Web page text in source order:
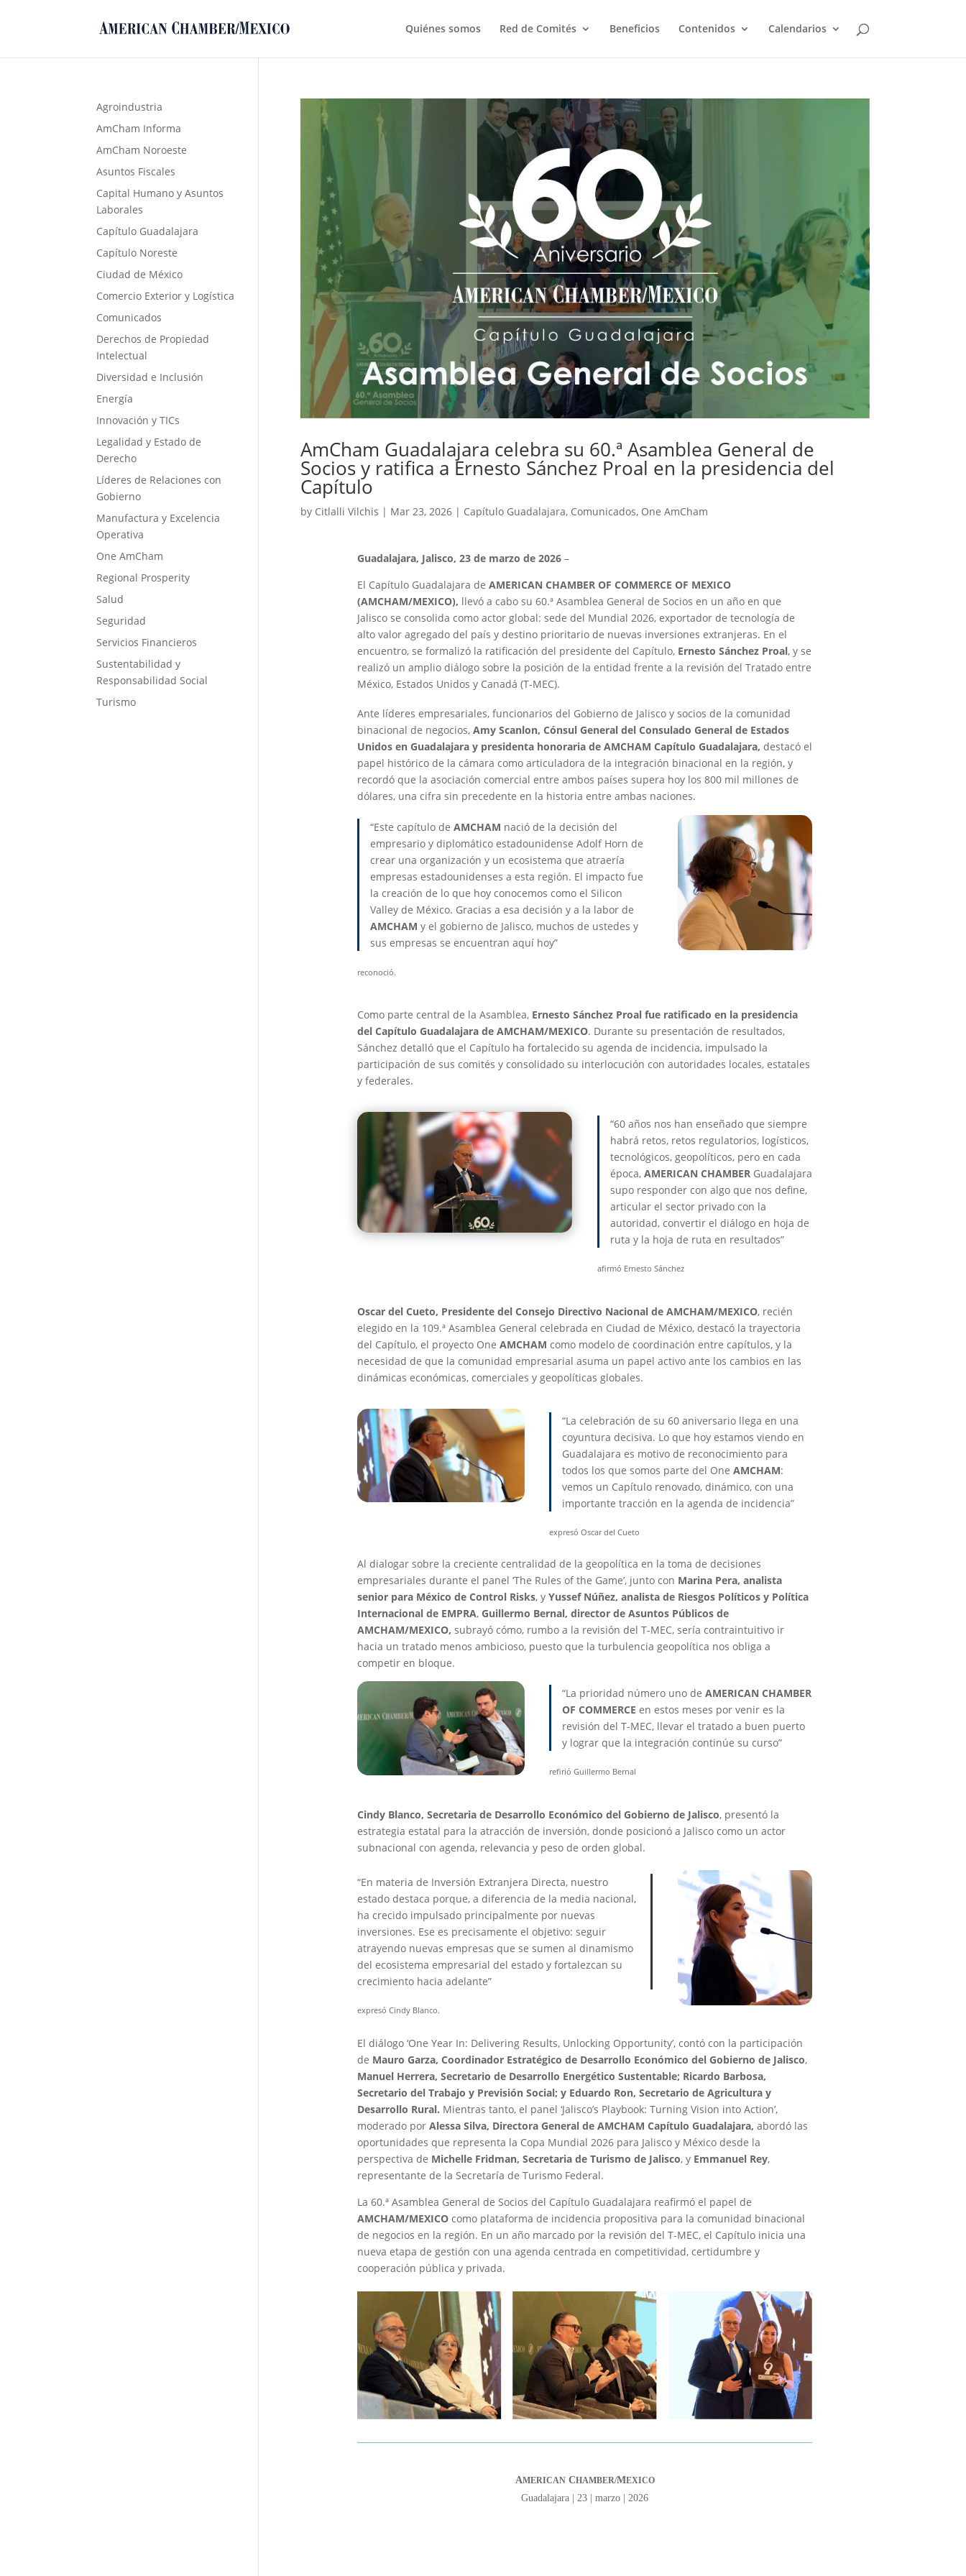
Quiénes somos Red de Comités Beneficios Contenidos Calendarios
AmCham Guadalajara celebra su 60.ª Asamblea General de
Socios y ratifica a Ernesto Sánchez Proal en la presidencia del
Capítulo
by Citlalli Vilchis | Mar 23, 2026| Capítulo Guadalajara, Comunicados, One AmCham
Guadalajara, Jalisco, 23 de marzo de 2026–
El Capítulo Guadalajara deAMERICAN CHAMBER OF COMMERCE OF MEXICO
(AMCHAM/MEXICO), llevó a cabo su 60.ª Asamblea General de Socios en un año en que
Jalisco se consolida como actor global: sede del Mundial 2026, exportador de tecnología de
alto valor agregado del país y destino prioritario de nuevas inversiones extranjeras. En el
encuentro, se formalizó la ratificación del presidente del Capítulo, Ernesto Sánchez Proal, y se
realizó un amplio diálogo sobre la posición de la entidad frente a la revisión del Tratado entre
México, Estados Unidos y Canadá (T-MEC).
Ante líderes empresariales, funcionarios del Gobierno de Jalisco y socios de la comunidad
binacional de negocios,Amy Scanlon, Cónsul General del Consulado General de Estados
Unidos en Guadalajara y presidenta honoraria deAMCHAMCapítulo Guadalajara,destacó el
papel histórico de la cámara como articuladora de la integración binacional en la región, y
recordó que la asociación comercial entre ambos países supera hoy los 800 mil millones de
dólares, una cifra sin precedente en la historia entre ambas naciones.
“Este capítulo deAMCHAM nació de la decisión del
empresario y diplomático estadounidense Adolf Horn de
crear una organización y un ecosistema que atraería
empresas estadounidenses a esta región. El impacto fue
la creación de lo que hoy conocemos como el Silicon
Valley de México. Gracias a esa decisión y a la labor de
AMCHAMy el gobierno de Jalisco, muchos de ustedes y
sus empresas se encuentran aquí hoy”
reconoció.
Como parte central de la Asamblea, Ernesto Sánchez Proal fue ratificado en la presidencia
del Capítulo Guadalajara deAMCHAM/MEXICO. Durante su presentación de resultados,
Sánchez detalló que el Capítulo ha fortalecido su agenda de incidencia, impulsado la
participación de sus comités y consolidado su interlocución con autoridades locales, estatales
y federales.
“60 años nos han enseñado que siempre
habrá retos, retos regulatorios, logísticos,
tecnológicos, geopolíticos, pero en cada
época,AMERICAN CHAMBER Guadalajara
supo responder con algo que nos define,
articular el sector privado con la
autoridad, convertir el diálogo en hoja de
ruta y la hoja de ruta en resultados”
afirmó Ernesto Sánchez
Oscar del Cueto, Presidente del Consejo Directivo Nacional deAMCHAM/MEXICO, recién
elegido en la 109.ª Asamblea General celebrada en Ciudad de México, destacó la trayectoria
del Capítulo, el proyecto OneAMCHAMcomo modelo de coordinación entre capítulos, y la
necesidad de que la comunidad empresarial asuma un papel activo ante los cambios en las
dinámicas económicas, comerciales y geopolíticas globales.
“La celebración de su 60 aniversario llega en una
coyuntura decisiva. Lo que hoy estamos viendo en
Guadalajara es motivo de reconocimiento para
todos los que somos parte del OneAMCHAM:
vemos un Capítulo renovado, dinámico, con una
importante tracción en la agenda de incidencia”
expresó Oscar del Cueto
Al dialogar sobre la creciente centralidad de la geopolítica en la toma de decisiones
empresariales durante el panel ‘The Rules of the Game’, junto con Marina Pera, analista
senior para México de Control Risks, yYussef Núñez, analista de Riesgos Políticos y Política
Internacional de EMPRA,Guillermo Bernal, director de Asuntos Públicos de
AMCHAM/MEXICO,subrayó cómo, rumbo a la revisión del T-MEC, sería contraintuitivo ir
hacia un tratado menos ambicioso, puesto que la turbulencia geopolítica nos obliga a
competir en bloque.
“La prioridad número uno deAMERICAN CHAMBER
OF COMMERCEen estos meses por venir es la
revisión del T-MEC, llevar el tratado a buen puerto
y lograr que la integración continúe su curso”
refirió Guillermo Bernal
Cindy Blanco, Secretaria de Desarrollo Económico del Gobierno de Jalisco, presentó la
estrategia estatal para la atracción de inversión, donde posicionó a Jalisco como un actor
subnacional con agenda, relevancia y peso de orden global.
“En materia de Inversión Extranjera Directa, nuestro
estado destaca porque, a diferencia de la media nacional,
ha crecido impulsado principalmente por nuevas
inversiones. Ese es precisamente el objetivo: seguir
atrayendo nuevas empresas que se sumen al dinamismo
del ecosistema empresarial del estado y fortalezcan su
crecimiento hacia adelante”
expresó Cindy Blanco.
El diálogo ‘One Year In: Delivering Results, Unlocking Opportunity’, contó con la participación
de Mauro Garza, Coordinador Estratégico de Desarrollo Económico del Gobierno de Jalisco,
Manuel Herrera, Secretario de Desarrollo Energético Sustentable; Ricardo Barbosa,
Secretario del Trabajo y Previsión Social; y Eduardo Ron, Secretario de Agricultura y
Desarrollo Rural. Mientras tanto, el panel ‘Jalisco’s Playbook: Turning Vision into Action’,
moderado porAlessa Silva, Directora General deAMCHAMCapítulo Guadalajara,abordó las
oportunidades que representa la Copa Mundial 2026 para Jalisco y México desde la
perspectiva de Michelle Fridman, Secretaria de Turismo de Jalisco, y Emmanuel Rey,
representante de la Secretaría de Turismo Federal.
La 60.ª Asamblea General de Socios del Capítulo Guadalajara reafirmó el papel de
AMCHAM/MEXICOcomo plataforma de incidencia propositiva para la comunidad binacional
de negocios en la región. En un año marcado por la revisión del T-MEC, el Capítulo inicia una
nueva etapa de gestión con una agenda centrada en competitividad, certidumbre y
cooperación pública y privada.
AMERICANCHAMBER/MEXICO
Guadalajara | 23 | marzo | 2026
Agroindustria
AmCham Informa
AmCham Noroeste
Asuntos Fiscales
Capital Humano y Asuntos
Laborales
Capítulo Guadalajara
Capítulo Noreste
Ciudad de México
Comercio Exterior y Logística
Comunicados
Derechos de Propiedad
Intelectual
Diversidad e Inclusión
Energía
Innovación y TICs
Legalidad y Estado de
Derecho
Líderes de Relaciones con
Gobierno
Manufactura y Excelencia
Operativa
One AmCham
Regional Prosperity
Salud
Seguridad
Servicios Financieros
Sustentabilidad y
Responsabilidad Social
Turismo